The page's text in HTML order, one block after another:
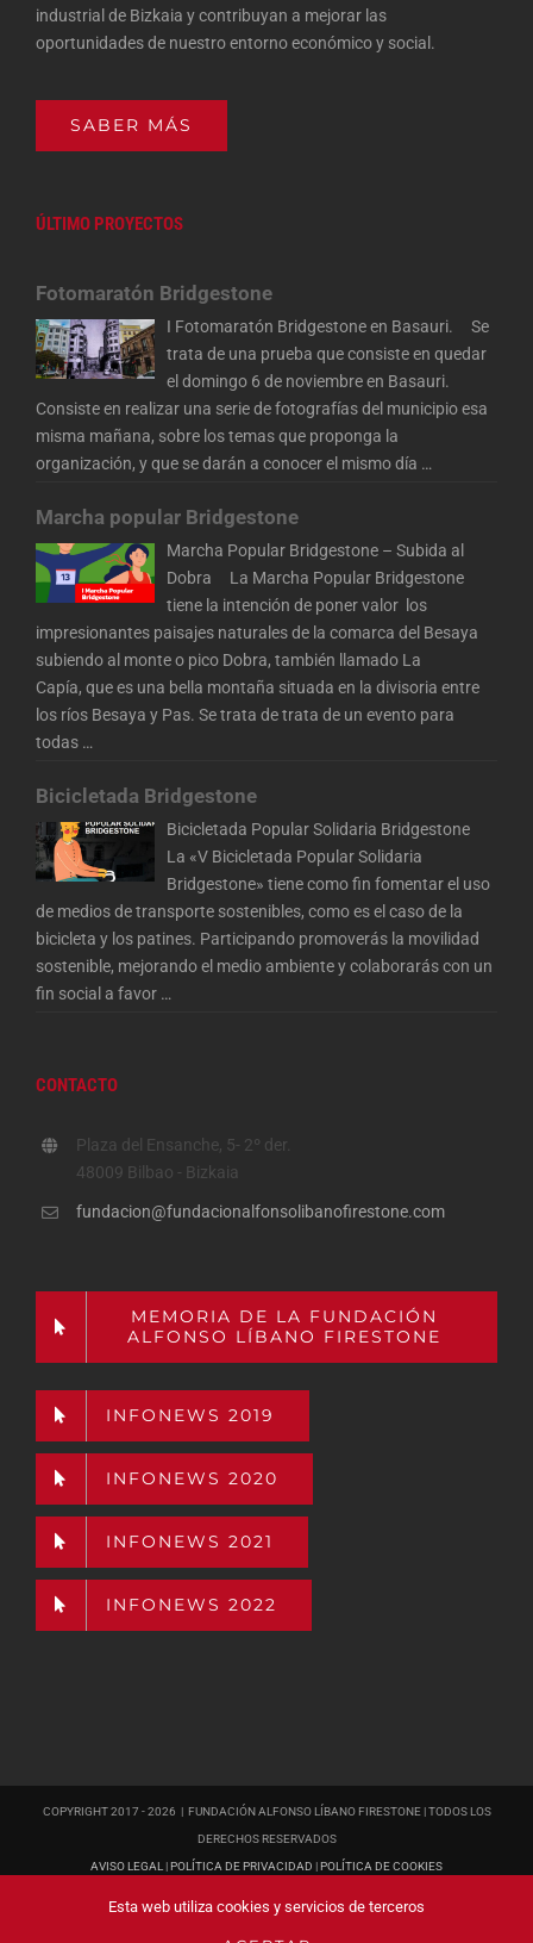
industrial de Bizkaia y contribuyan a mejorar las
oportunidades de nuestro entorno económico y social.
SABER MÁS
ÚLTIMO PROYECTOS
Fotomaratón Bridgestone
I Fotomaratón Bridgestone en Basauri. Se
trata de una prueba que consiste en quedar
el domingo 6 de noviembre en Basauri.
Consiste en realizar una serie de fotografías del municipio esa
misma mañana, sobre los temas que proponga la
organización, y que se darán a conocer el mismo día …
Marcha popular Bridgestone
Marcha Popular Bridgestone – Subida al
Dobra La Marcha Popular Bridgestone
tiene la intención de poner valor los
impresionantes paisajes naturales de la comarca del Besaya
subiendo al monte o pico Dobra, también llamado La
Capía, que es una bella montaña situada en la divisoria entre
los ríos Besaya y Pas. Se trata de trata de un evento para
todas …
Bicicletada Bridgestone
Bicicletada Popular Solidaria Bridgestone
La «V Bicicletada Popular Solidaria
Bridgestone» tiene como fin fomentar el uso
de medios de transporte sostenibles, como es el caso de la
bicicleta y los patines. Participando promoverás la movilidad
sostenible, mejorando el medio ambiente y colaborarás con un
fin social a favor …
CONTACTO
Plaza del Ensanche, 5- 2º der.
48009 Bilbao - Bizkaia
fundacion@fundacionalfonsolibanofirestone.com
MEMORIA DE LA FUNDACIÓN
ALFONSO LÍBANO FIRESTONE
INFONEWS 2019
INFONEWS 2020
INFONEWS 2021
INFONEWS 2022
COPYRIGHT 2017 -2026 | FUNDACIÓN ALFONSO LÍBANO FIRESTONE | TODOS LOS
DERECHOS RESERVADOS
AVISO LEGAL |POLÍTICA DE PRIVACIDAD |POLÍTICA DE COOKIES
Esta web utiliza cookies y servicios de terceros